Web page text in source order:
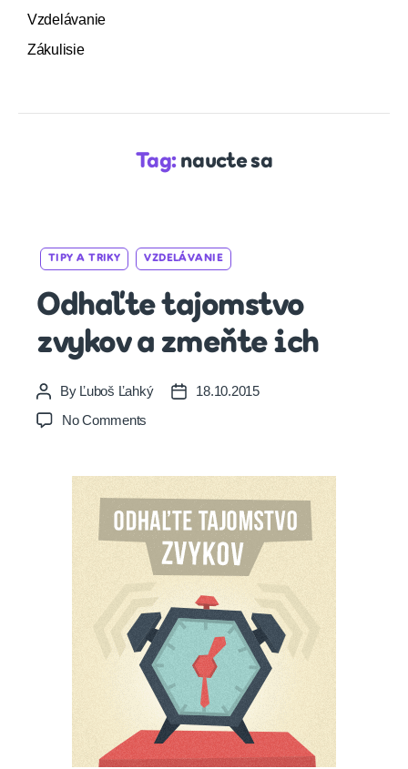
Vzdelávanie
Zákulisie
Tag: naucte sa
Categories
TIPY A TRIKY VZDELÁVANIE
Odhaľte tajomstvo
zvykov a zmeňte ich
Post
author
By Ľuboš Ľahký
Post18.10.2015
No Comments
zvykov
a
zmeňte
ich